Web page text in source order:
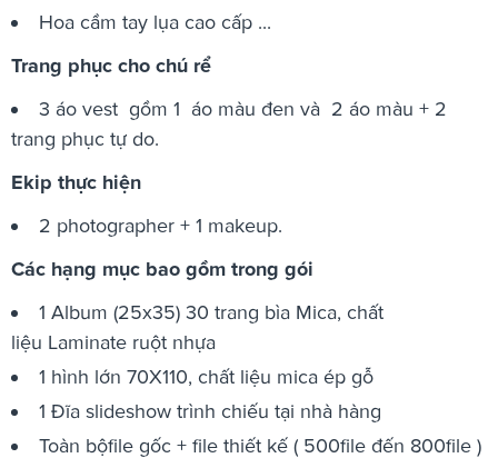
Hoa cầm tay lụa cao cấp ...
Trang phục cho chú rể
3 áo vest gồm 1 áo màu đen và 2 áo màu + 2
trang phục tự do.
Ekip thực hiện
2 photographer + 1 makeup.
Các hạng mục bao gồm trong gói
1 Album (25x35) 30 trang bìa Mica, chất
liệu Laminate ruột nhựa
1 hình lớn 70X110, chất liệu mica ép gỗ
1 Đĩa slideshow trình chiếu tại nhà hàng
Toàn bộfile gốc + file thiết kế ( 500file đến 800file )